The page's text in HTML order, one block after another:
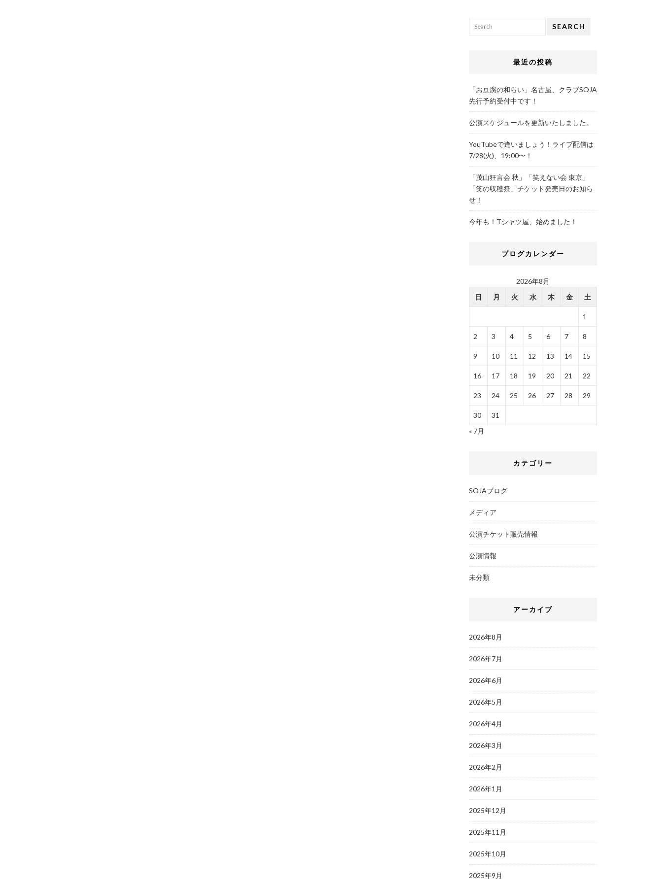
SEARCH
最近の投稿
「お豆腐の和らい」名古屋、クラブSOJA
先行予約受付中です！
公演スケジュールを更新いたしました。
YouTubeで逢いましょう！ライブ配信は
7/28(火)、19:00〜！
「茂山狂言会 秋」「笑えない会 東京」
「笑の収穫祭」チケット発売日のお知ら
せ！
今年も！Tシャツ屋、始めました！
ブログカレンダー
2026年8月
日
月 火 水 木 金 土
1
2 3 4 5 6 7 8
9 10 11 12 13 14 15
16 17 18 19 20 21 22
23 24 25 26 27 28 29
30
31
« 7月
カテゴリー
SOJAブログ
メディア
公演チケット販売情報
公演情報
未分類
アーカイブ
2026年8月
2026年7月
2026年6月
2026年5月
2026年4月
2026年3月
2026年2月
2026年1月
2025年12月
2025年11月
2025年10月
2025年9月